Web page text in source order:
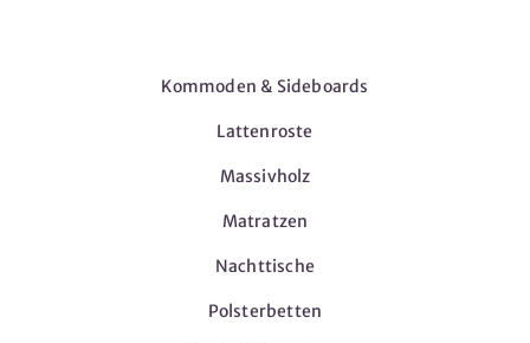
Kommoden & Sideboards
Lattenroste
Massivholz
Matratzen
Nachttische
Polsterbetten